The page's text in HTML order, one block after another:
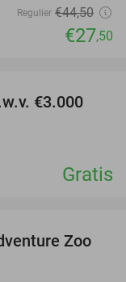
Regulier €44,50
€27,50
€3.000
Gratis
24%
Zoo